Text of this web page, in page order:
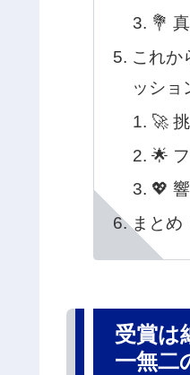
💐
これか
ッショ
🚀
🌟
💖
まとめ
受賞は
一無二